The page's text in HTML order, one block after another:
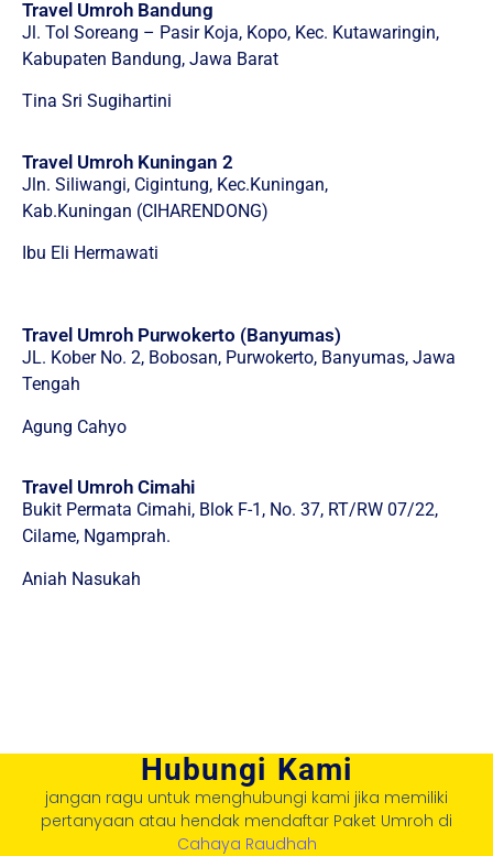
Travel Umroh Bandung
Jl. Tol Soreang – Pasir Koja, Kopo, Kec. Kutawaringin,
Kabupaten Bandung, Jawa Barat
Tina Sri Sugihartini
Travel Umroh Kuningan 2
Jln. Siliwangi, Cigintung, Kec.Kuningan,
Kab.Kuningan (CIHARENDONG)
Ibu Eli Hermawati
Travel Umroh Purwokerto (Banyumas)
JL. Kober No. 2, Bobosan, Purwokerto, Banyumas, Jawa
Tengah
Agung Cahyo
Travel Umroh Cimahi
Bukit Permata Cimahi, Blok F-1, No. 37, RT/RW 07/22,
Cilame, Ngamprah.
Aniah Nasukah
Hubungi Kami
jangan ragu untuk menghubungi kami jika memiliki
pertanyaan atau hendak mendaftar Paket Umroh di
Cahaya Raudhah